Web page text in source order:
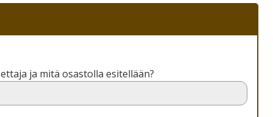
ja mitä osastolla esitellään?